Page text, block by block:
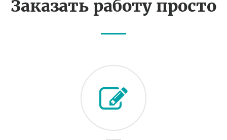
Заказать работу просто